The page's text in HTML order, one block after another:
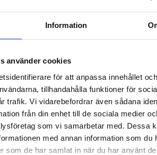
Information
använder cookies
för att anpassa innehållet och
tillhandahålla funktioner för
trafik. Vi vidarebefordrar även sådana
från din enhet till de sociala medier
som vi samarbetar med. Dessa
med annan information som du
som de har samlat in när du har använt